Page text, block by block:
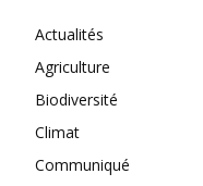
Actualités
Agriculture
Biodiversité
Climat
Communiqué